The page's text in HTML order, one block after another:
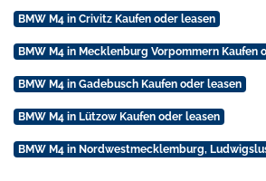
BMW M4 in Crivitz Kaufen oder leasen
BMW M4 in Mecklenburg Vorpommern Kaufen
BMW M4 in Gadebusch Kaufen oder leasen
BMW M4 in Lützow Kaufen oder leasen
BMW M4 in Nordwestmecklemburg,